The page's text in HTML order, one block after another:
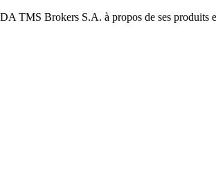
TMS Brokers S.A. à propos de ses produits